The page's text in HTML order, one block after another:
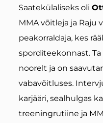
Saatekülaliseks oli
MMA võitleja ja Raju
peakorraldaja, kes
sporditeekonnast.
noorelt ja on
vabavõitluses.
karjääri, sealhulgas
treeningrutiine ja